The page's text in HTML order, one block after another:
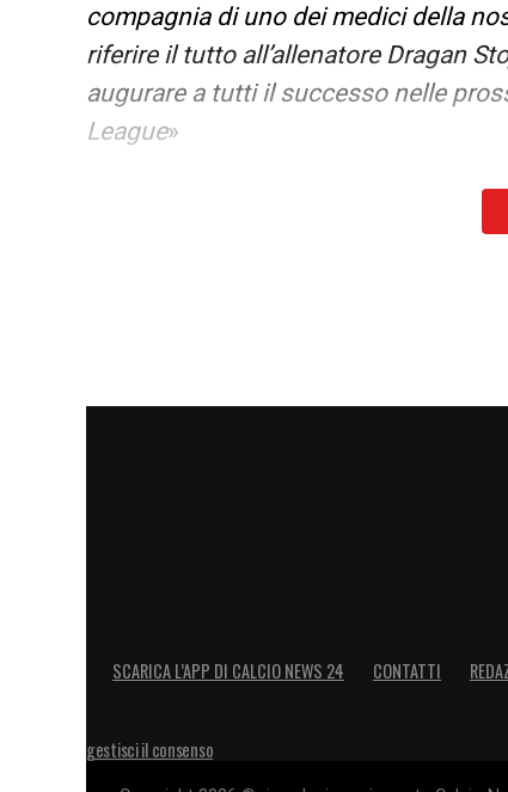
compagnia di uno dei medici della
riferire il tutto all’allenatore Dragan
augurare a tutti il ​​successo nelle
League»
LA PLAYLIST DELLE NOSTRE TOP
SCARICA L’APP DI CALCIO NEWS 24 CONTATTI
gestisci il consenso